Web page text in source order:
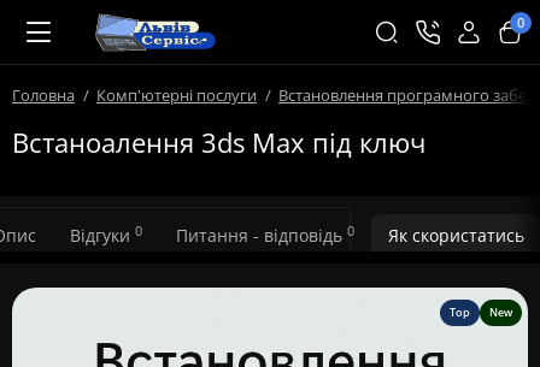
0
Головна Комп'ютерні послуги Встановлення програмного
Встаноалення 3ds Max під ключ
Відгуки 0 Питання - відповідь 0 Як скористатись
Top New